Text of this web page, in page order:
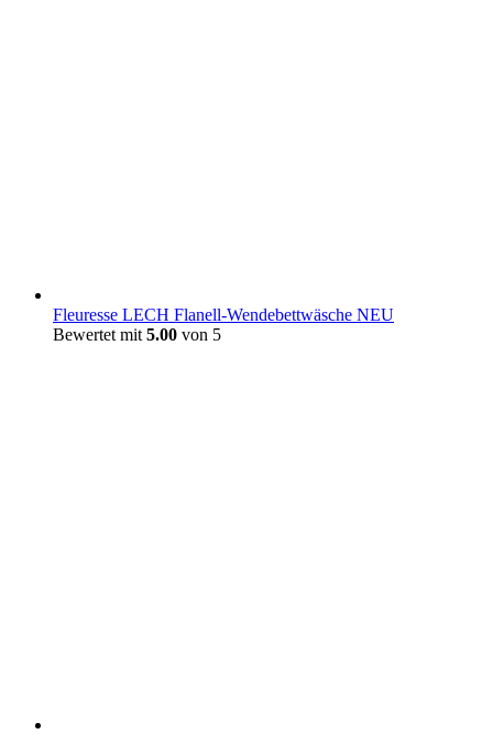
Fleuresse LECH Flanell-Wendebettwäsche NEU
Bewertet mit 5.00 von 5